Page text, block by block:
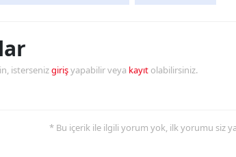
istersenizgirişyapabilir veya kayıt olabilirsiniz.
* Bu içerik ile ilgili yorum yok, ilk yorumu siz